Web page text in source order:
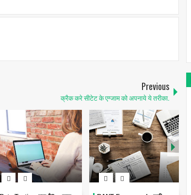
Previous
क्रैक करे सीटेट के एग्जाम को अपनाये ये तरीका.